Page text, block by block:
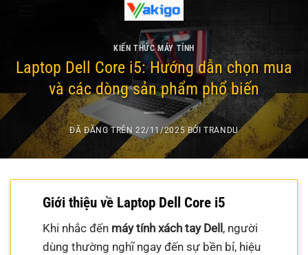
dung
KIẾN THỨC MÁY TÍNH
Laptop Dell Core i5: Hướng dẫn chọn mua
và các dòng sản phẩm phổ biến
ĐÃ ĐĂNG TRÊN22/11/2025 BỞITRANDU
Giới thiệu về Laptop Dell Core i5
Khi nhắc đến máy tính xách tay Dell , người
dùng thường nghĩ ngay đến sự bền bỉ, hiệu